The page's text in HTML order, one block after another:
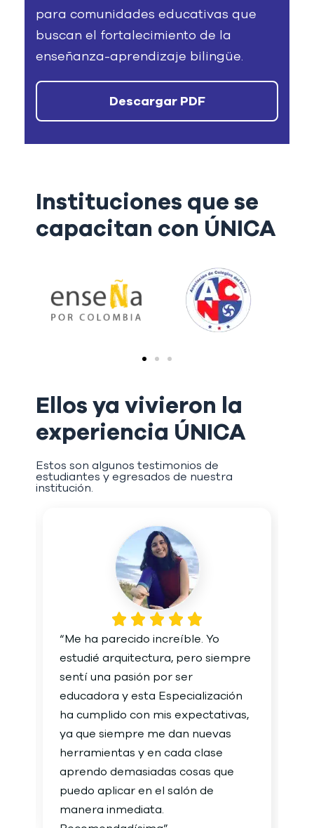
para comunidades educativas que
buscan el fortalecimiento de la
enseñanza-aprendizaje bilingüe.
Descargar PDF
Instituciones que se
capacitan con ÚNICA
Ellos ya vivieron la
experiencia ÚNICA
Estos son algunos testimonios de
estudiantes y egresados de nuestra
institución.
“Me ha parecido increíble. Yo
estudié arquitectura, pero siempre
sentí una pasión por ser
educadora y esta Especialización
ha cumplido con mis expectativas,
ya que siempre me dan nuevas
herramientas y en cada clase
aprendo demasiadas cosas que
puedo aplicar en el salón de
manera inmediata.